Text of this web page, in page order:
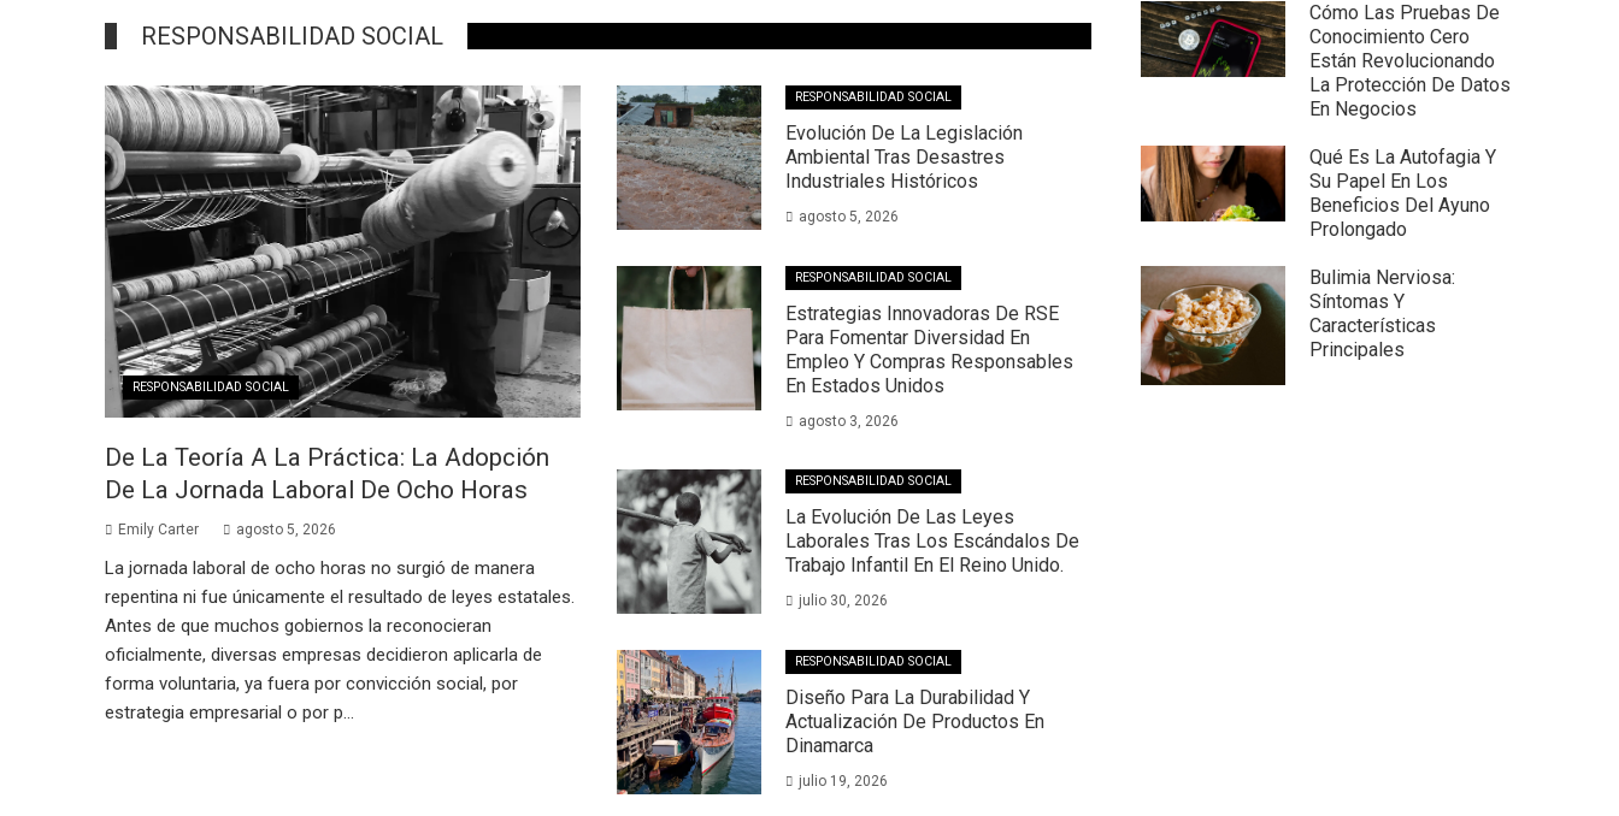
RESPONSABILIDAD SOCIAL
RESPONSABILIDAD SOCIAL
De La Teoría A La Práctica: La Adopción
De La Jornada Laboral De Ocho Horas
Emily Carter agosto 5, 2026
La jornada laboral de ocho horas no surgió de manera
repentina ni fue únicamente el resultado de leyes estatales.
Antes de que muchos gobiernos la reconocieran
oficialmente, diversas empresas decidieron aplicarla de
forma voluntaria, ya fuera por convicción social, por
estrategia empresarial o por p...
RESPONSABILIDAD SOCIAL
Evolución De La Legislación
Ambiental Tras Desastres
Industriales Históricos
agosto 5, 2026
RESPONSABILIDAD SOCIAL
Estrategias Innovadoras De RSE
Para Fomentar Diversidad En
Empleo Y Compras Responsables
En Estados Unidos
agosto 3, 2026
RESPONSABILIDAD SOCIAL
La Evolución De Las Leyes
Laborales Tras Los Escándalos De
Trabajo Infantil En El Reino Unido.
julio 30, 2026
RESPONSABILIDAD SOCIAL
Diseño Para La Durabilidad Y
Actualización De Productos En
Dinamarca
julio 19, 2026
Cómo Las Pruebas De
Conocimiento Cero
Están Revolucionando
La Protección De Datos
En Negocios
Qué Es La Autofagia Y
Su Papel En Los
Beneficios Del Ayuno
Prolongado
Bulimia Nerviosa:
Síntomas Y
Características
Principales